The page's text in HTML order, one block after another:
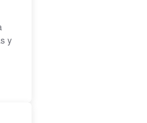
y